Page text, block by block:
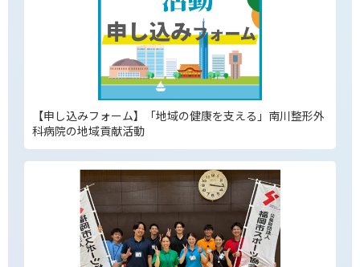
【申し込みフォーム】「地域の健康を支える」南川整形外
科病院の地域貢献活動